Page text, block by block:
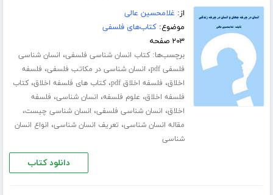
از: غلامحسین عالی
موضوع:کتاب‌های فلسفی
۲۰۳ صفحه
برچسب‌ها:کتاب انسان شناسی فلسفی، انسان شناسی
فلسفی pdf
، انسان شناسی در مکاتب فلسفی، فلسفه
اخلاق، فلسفه اخلاق pdf ،کتاب های فلسفه اخلاق،کتاب
فلسفه اخلاق، علوم فلسفه، انسان شناسی، فلسفه
اخلاق، انسان شناسی فلسفی، انسان شناسی چیست،
مقاله انسان شناسی، تعریف انسان شناسی، انواع انسان
شناسی
دانلود کتاب